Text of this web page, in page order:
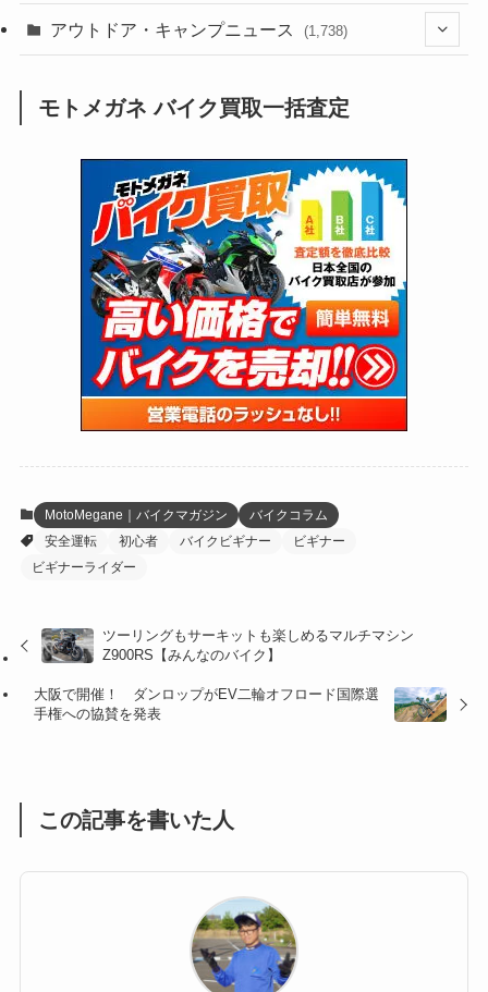
(60)
(31)
(51)
(34)
(5)
(12)
(64)
(109)
(38)
(24)
(16)
(25)
(24)
(47)
(15)
(5)
(249)
(64)
(16)
(62)
(4)
(6)
(17)
(5)
(27)
(2,473)
(249)
(1,226)
(12)
(131)
(38)
(131)
(167)
(85)
(21)
(61)
(171)
(98)
(13)
(60)
(274)
(171)
(38)
(47)
(59)
(41)
(47)
(66)
(16)
(141)
(255)
(204)
(1,142)
(166)
(23)
(33)
(34)
(35)
(41)
(415)
(16)
(137)
(74)
(2,744)
(126)
(170)
(211) (132)
(171)
(118)
(27)
アウトドア・キャンプニュース (1,738)
(1,605)
(147)
(13)
(19)
(12)
(16)
(4)
(16)
モトメガネ バイク買取一括査定
MotoMegane｜バイクマガジン
バイクコラム
安全運転
初心者 バイクビギナー
ビギナー
ビギナーライダー
ツーリングもサーキットも楽しめるマルチマシン
Z900RS【みんなのバイク】
大阪で開催！ ダンロップがEV二輪オフロード国際選
手権への協賛を発表
この記事を書いた人